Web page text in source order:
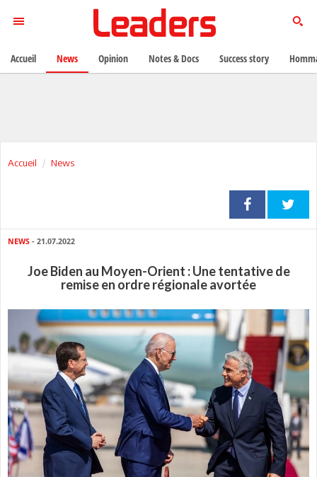
Accueil News
NEWS - 21.07.2022
Joe Biden au Moyen-Orient : Une tentative de
remise en ordre régionale avortée
Accueil News Opinion Notes & Docs Success story